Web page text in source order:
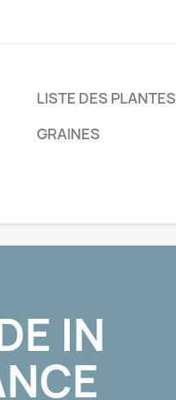
LISTE DES PLANTES
GRAINES
UN VRAI